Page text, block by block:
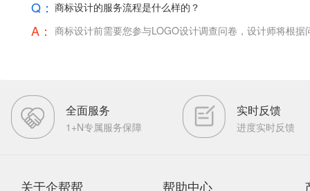
Q： 商标设计的服务流程是什么样的？
A： 商标设计前需要您参与LOGO设计调查问卷，设计师将根
全面服务
1+N专属服务保障
实时反馈
进度实时反馈
关于企帮帮 帮助中心